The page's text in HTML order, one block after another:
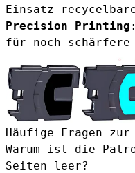
Einsatz
Precision Printing
für noch schärfere
Häufige Fragen zur
Warum ist die
Seiten leer?